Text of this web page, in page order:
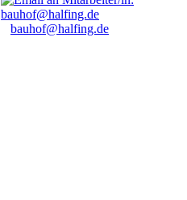
bauhof@halfing.de